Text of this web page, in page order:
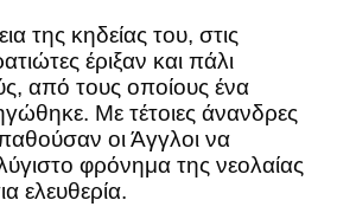
της κηδείας του, στις
έριξαν και πάλι
από τους οποίους ένα
Με τέτοιες άνανδρες
οι Άγγλοι να
φρόνημα της νεολαίας
ελευθερία.